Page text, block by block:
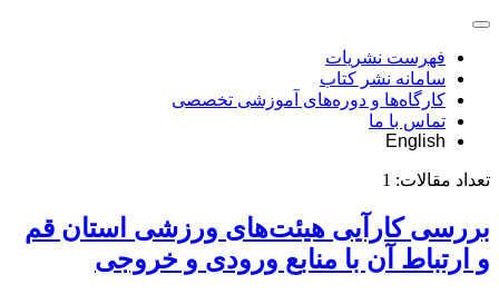
فهرست نشریات
سامانه نشر کتاب
کارگاه‌ها و دوره‌های آموزشی تخصصی
تماس با ما
English
تعداد مقالات: 1
بررسی کارآیی هیئت‌های ورزشی استان قم
و ارتباط آن با منابع ورودی و خروجی‌